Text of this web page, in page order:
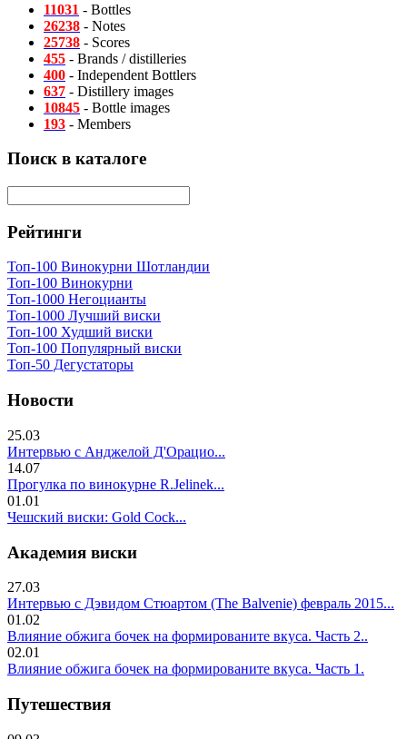
11031 - Bottles
26238 - Notes
25738 - Scores
455 - Brands / distilleries
400 - Independent Bottlers
637 - Distillery images
10845 - Bottle images
193 - Members
Поиск в каталоге
Рейтинги
Топ-100 Винокурни Шотландии
Топ-100 Винокурни
Топ-1000 Негоцианты
Топ-1000 Лучший виски
Топ-100 Худший виски
Топ-100 Популярный виски
Топ-50 Дегустаторы
Новости
25.03
Интервью с Анджелой Д'Орацио...
14.07
Прогулка по винокурне R.Jelinek...
01.01
Чешский виски: Gold Cock...
Академия виски
27.03
Интервью с Дэвидом Стюартом (The Balvenie) февраль 2015...
01.02
Влияние обжига бочек на формированите вкуса. Часть 2..
02.01
Влияние обжига бочек на формированите вкуса. Часть 1.
Путешествия